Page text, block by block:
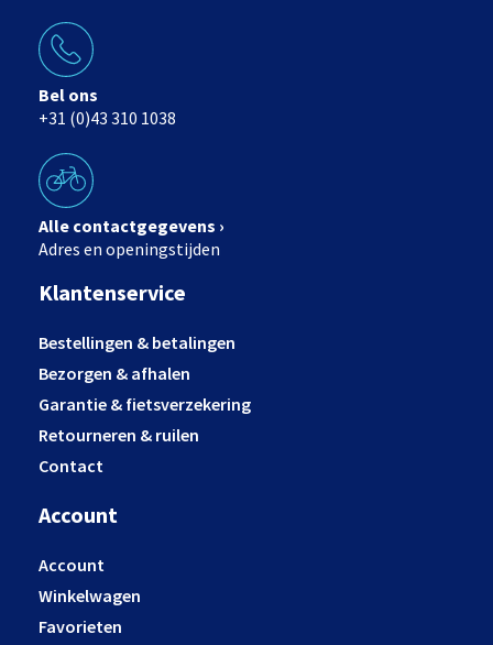
Bel ons
+31 (0)43 310 1038
Alle contactgegevens ›
Adres en openingstijden
Klantenservice
Bestellingen & betalingen
Bezorgen & afhalen
Garantie & fietsverzekering
Retourneren & ruilen
Contact
Account
Account
Winkelwagen
Favorieten